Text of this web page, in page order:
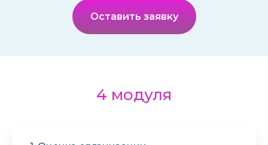
Оставить заявку
4 модуля